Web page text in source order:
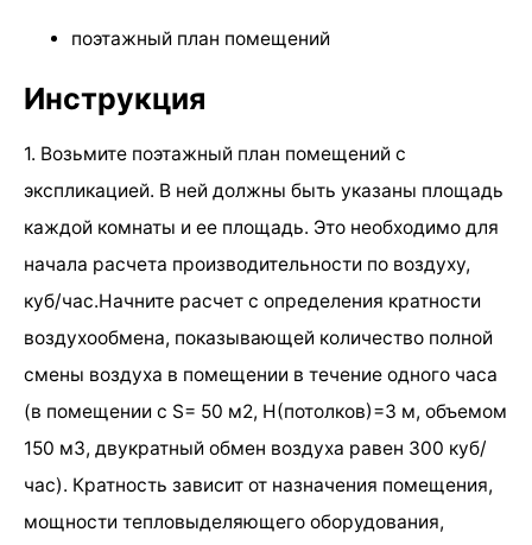
поэтажный план помещений
Инструкция
1. Возьмите поэтажный план помещений с
экспликацией. В ней должны быть указаны площадь
каждой комнаты и ее площадь. Это необходимо для
начала расчета производительности по воздуху,
куб/час.Начните расчет с определения кратности
воздухообмена, показывающей количество полной
смены воздуха в помещении в течение одного часа
(в помещении с S= 50 м2, H(потолков)=3 м, объемом
150 м3, двукратный обмен воздуха равен 300 куб/
час). Кратность зависит от назначения помещения,
мощности тепловыделяющего оборудования,